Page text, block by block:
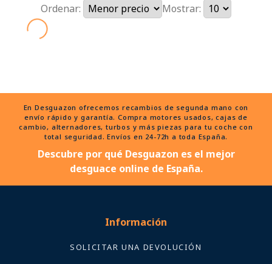
Ordenar: Mostrar:
En Desguazon ofrecemos recambios de segunda mano con
envío rápido y garantía. Compra motores usados, cajas de
cambio, alternadores, turbos y más piezas para tu coche con
total seguridad. Envíos en 24-72h a toda España.
Descubre por qué Desguazon es el mejor
desguace online de España.
Información
SOLICITAR UNA DEVOLUCIÓN